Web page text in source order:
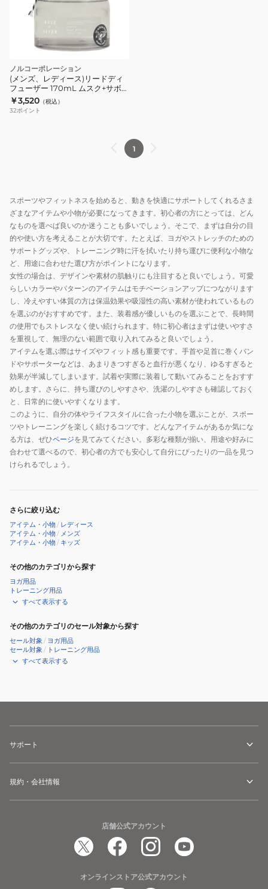
ノルコーポレーション
(メンズ、レディース)リードディ
フューザー 170mL ムスク+サボン
MRM1704
￥3,520 （税込）
32ポイント
1
スポーツやフィットネスを始めると、動きを快適にサポートしてくれるさま
ざまなアイテムや小物が必要になってきます。初心者の方にとっては、どん
なものを選べば良いのか迷うことも多いでしょう。そこで、まずは自分の目
的や使い方を考えることが大切です。たとえば、ヨガやストレッチのための
サポートグッズや、トレーニング時に汗を拭いたり持ち運びに便利な小物な
ど、用途に合わせた選び方がポイントになります。
女性の場合は、デザインや素材の肌触りにも注目すると良いでしょう。可愛
らしいカラーやパターンのアイテムはモチベーションアップにつながります
し、冷えやすい体質の方は保温効果や吸湿性の高い素材が使われているもの
を選ぶのがおすすめです。また、装着感が優しいものを選ぶことで、長時間
の使用でもストレスなく使い続けられます。特に初心者はまずは使いやすさ
を重視して、無理のない範囲で取り入れてみると良いでしょう。
アイテムを選ぶ際はサイズやフィット感も重要です。手首や足首に巻くバン
ドやサポーターなどは、あまりきつすぎると血行が悪くなり、ゆるすぎると
効果が半減してしまいます。試着や実際に装着して動いてみることをおすす
めします。さらに、持ち運びのしやすさや、洗濯のしやすさも確認しておく
と、日常的に使いやすくなります。
このように、自分の体やライフスタイルに合った小物を選ぶことが、スポー
ツやトレーニングを楽しく続けるコツです。どんなアイテムがあるか気にな
る方は、ぜひページを見てみてください。多彩な種類が揃い、用途や好みに
合わせて選べるので、初心者の方でも安心して自分にぴったりの一品を見つ
けられるでしょう。
さらに絞り込む
アイテム・小物/ レディース
アイテム・小物/ メンズ
アイテム・小物/ キッズ
その他のカテゴリから探す
ヨガ用品
トレーニング用品
すべて表示する
その他のカテゴリのセール対象から探す
セール対象 / ヨガ用品
セール対象 / トレーニング用品
すべて表示する
サポート
規約・会社情報
店舗公式アカウント
オンラインストア公式アカウント